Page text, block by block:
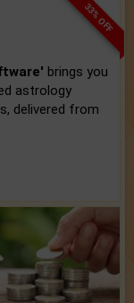
33% OFF
brings you
astrology
delivered from